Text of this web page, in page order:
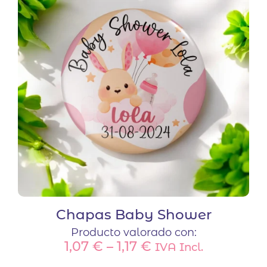
Chapas Baby Shower
Producto valorado con:
1,07 € – 1,17 € IVA Incl.